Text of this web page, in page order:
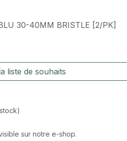
30-40MM BRISTLE [2/PK]
liste de souhaits
sur notre e-shop.